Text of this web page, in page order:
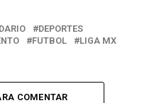
DEPORTES
FUTBOL
LIGA MX
COMENTAR